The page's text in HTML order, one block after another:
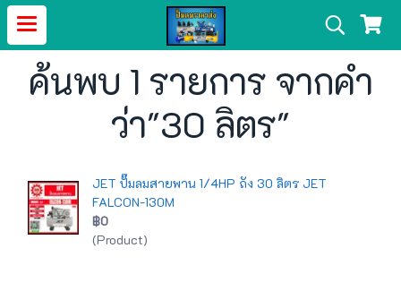
ค้นพบ 1 รายการ จากคำ
ว่า"30 ลิตร"
JET ปั๊มลมสายพาน 1/4HP ถัง 30 ลิตร JET
FALCON-130M
฿0
(Product)